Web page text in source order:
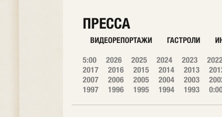
ПРЕССА
ВИДЕОРЕПОРТАЖИ ГАСТРОЛИ
5:00 2026 2025 2024 2023
2017
2016 2015 2014 2013
2007
2006 2005 2004 2003
1997
1996 1995 1994 1993